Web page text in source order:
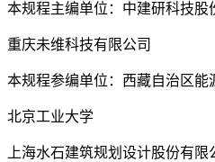
本规程主编单位：中建研科技股
重庆未维科技有限公司
本规程参编单位：西藏自治区能
北京工业大学
上海水石建筑规划设计股份有